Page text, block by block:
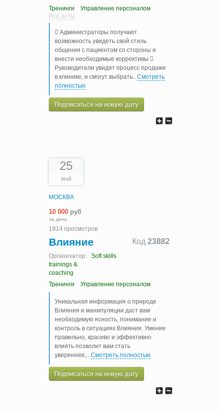
Тренинги
Управление персоналом
Все даты
 Администраторы получают
возможность увидеть свой стиль
общения с пациентом со стороны и
внести необходимые коррективы.
Руководители увидят процесс продажи
в клинике, и смогут выбрать
Смотреть
полностью
Подписаться на новую дату
25
МАЙ
МОСКВА
10 000 руб
за день
1914 просмотров
Код 23882
Влияние
Организатор:
Soft skills
trainings &
coaching
Тренинги
Управление персоналом
Уникальная информация о природе
Влияния и манипуляции даст вам
необходимую ясность, понимание и
контроль в ситуациях Влияния. Умение
правильно, красиво и эффективно
влиять позволит вам стать
увереннее,.. Смотреть полностью
Подписаться на новую дату